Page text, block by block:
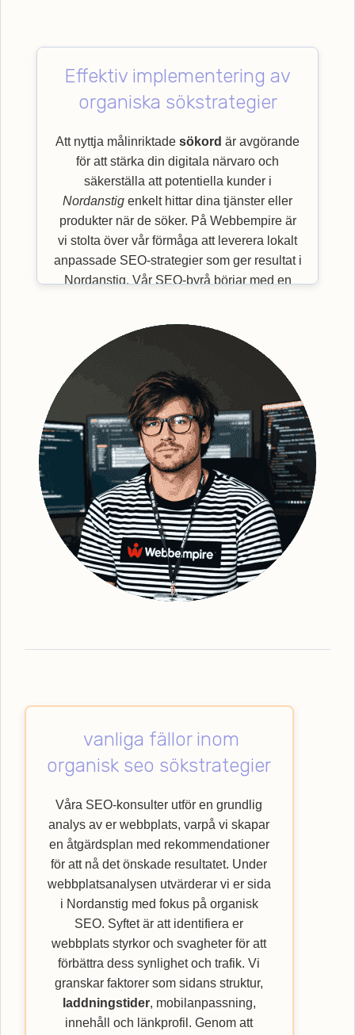
Effektiv implementering av
organiska sökstrategier
Att nyttja målinriktade sökord är avgörande
för att stärka din digitala närvaro och
säkerställa att potentiella kunder i
Nordanstig enkelt hittar dina tjänster eller
produkter när de söker. På Webbempire är
vi stolta över vår förmåga att leverera lokalt
anpassade SEO-strategier som ger resultat i
Nordanstig. Vår SEO-byrå börjar med en
målgrupp. Genom en effektiv
implementering av organiska sökstrategier,
säkerställer vi en bättre synlighet för din
webbplats. Efter grundlig analys och
identifiering av strategiska sökord, optimerar
vi din webbplats - från kopiering till struktur
och metadata. Detta gör att vi kan förbättra
din webbplats ranking och därmed också
den övergripande lokala synligheten. Vi ser
till att erbjuda den mest effektivaorganiska
SEO-tjänsten, oavsett vilka lösningar du
behöver. Webbempire optimerar er digitala
marknadsföring så att din verksamhet står
som ledande i SE-resultaten. Som en
med att lyfta din verksamhet till nya höjder
genom att nyttja vår specialistkompetens
inom SEO. Upptäck hur Webbempire kan
förbättra din webbplats ranking och nå ut till
en bredare kundkrets med vår
SEO-byrå.
vanliga fällor inom
organisk seo sökstrategier
Våra SEO-konsulter utför en grundlig
analys av er webbplats, varpå vi skapar
en åtgärdsplan med rekommendationer
för att nå det önskade resultatet. Under
webbplatsanalysen utvärderar vi er sida
i Nordanstig med fokus på organisk
SEO. Syftet är att identifiera er
webbplats styrkor och svagheter för att
förbättra dess synlighet och trafik. Vi
granskar faktorer som sidans struktur,
laddningstider, mobilanpassning,
innehåll och länkprofil. Genom att